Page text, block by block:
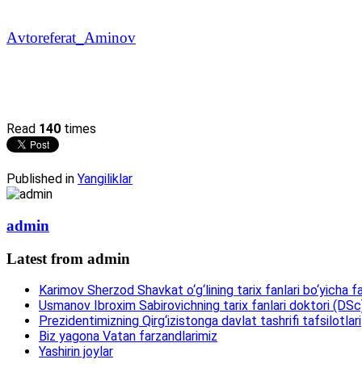
Аvtoreferat_Aminov
Read 140 times
Published in Yangiliklar
admin
Latest from admin
Karimov Sherzod Shavkat o‘g‘lining tarix fanlari
Usmanov Ibroxim Sabirovichning tarix fanlari doktori
Prezidentimizning Qirg‘izistonga davlat tashrifi tafsilotlari
Biz yagona Vatan farzandlarimiz
Yashirin joylar